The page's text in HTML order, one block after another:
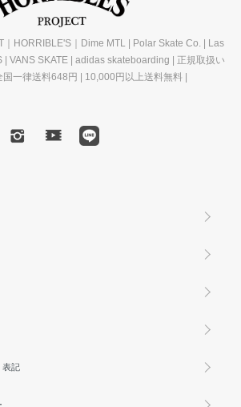
｜HORRIBLE'S｜Dime MTL | Polar Skate Co. | Las
| VANS SKATE | adidas skateboarding | 正規取扱い
国一律送料648円 | 10,000円以上送料無料 |
表記